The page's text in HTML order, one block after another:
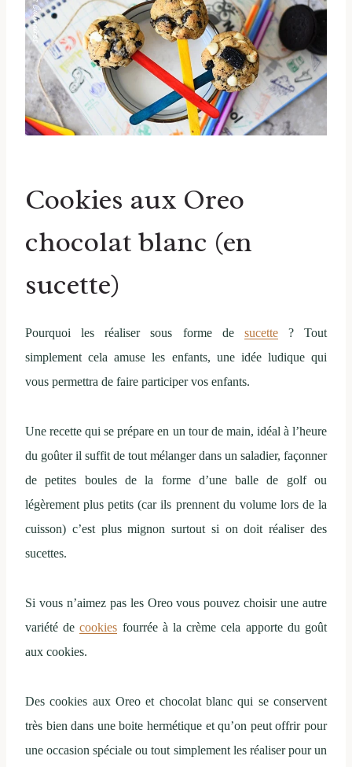
Cookies aux Oreo
chocolat blanc (en
sucette)
Pourquoi les réaliser sous forme de sucette? Tout
simplement cela amuse les enfants, une idée ludique qui
vous permettra de faire participer vos enfants.
Une recette qui se prépare en un tour de main, idéal à l’heure
du goûter il suffit de tout mélanger dans un saladier, façonner
de petites boules de la forme d’une balle de golf ou
légèrement plus petits (car ils prennent du volume lors de la
cuisson) c’est plus mignon surtout si on doit réaliser des
sucettes.
Si vous n’aimez pas les Oreo vous pouvez choisir une autre
variété decookies fourrée à la crème cela apporte du goût
aux cookies.
Des cookies aux Oreo et chocolat blanc qui se conservent
très bien dans une boite hermétique et qu’on peut offrir pour
une occasion spéciale ou tout simplement les réaliser pour un